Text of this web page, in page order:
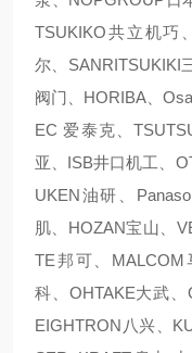
TSUKIKO共立机巧
尔、SANRITSUKIKI
阀门、HORIBA、
EC 爱泰克、
亚、ISB井口机工、
UKEN油研、
肌、HOZAN宝山、
TE邦可、
科、OHTAKE大武
EIGHTRON八兴、